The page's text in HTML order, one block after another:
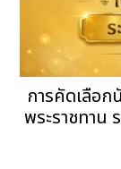
การคัดเลือก
พระราชทาน